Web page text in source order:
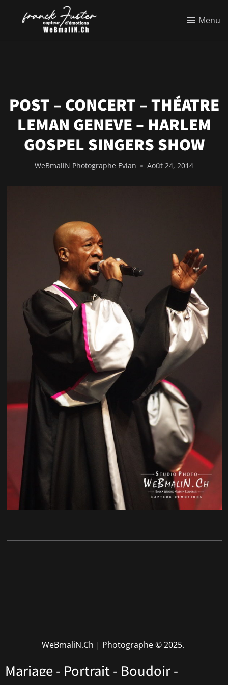
Menu
POST – CONCERT – THÉATRE
LEMAN GENEVE – HARLEM
GOSPEL SINGERS SHOW
WeBmaliN Photographe Evian Août 24, 2014
WeBmaliN.Ch | Photographe© 2025.
Mariage - Portrait - Boudoir -